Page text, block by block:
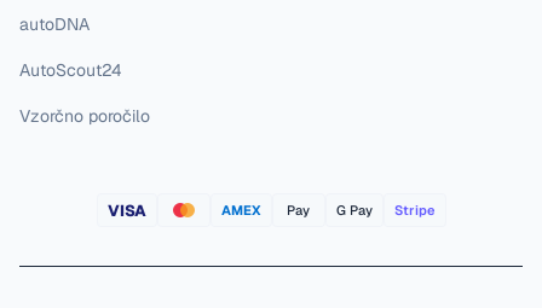
autoDNA
AutoScout24
Vzorčno poročilo
VISA AMEX Pay G Pay Stripe